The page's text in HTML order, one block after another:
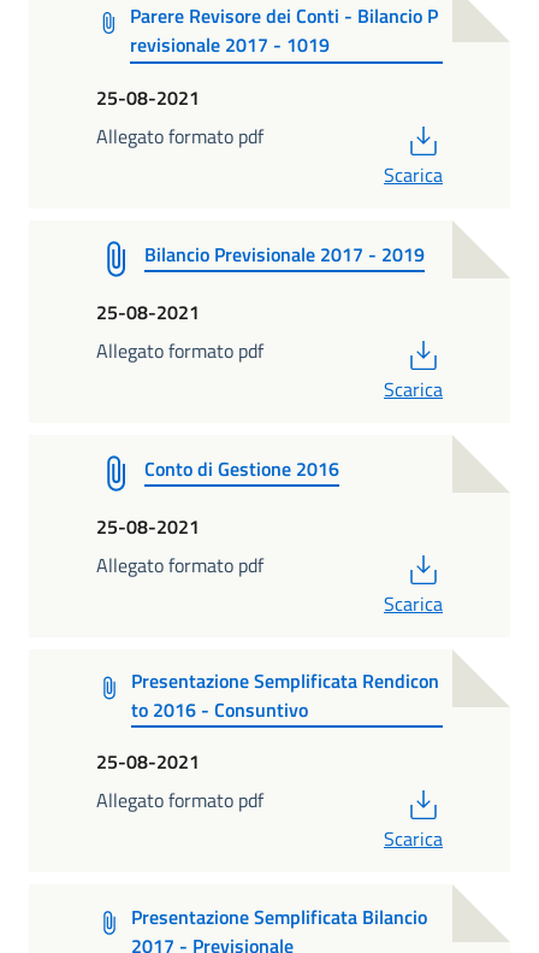
Parere Revisore dei Conti - Bilancio P
revisionale 2017 - 1019
25-08-2021
Allegato formato pdf
Scarica
Bilancio Previsionale 2017 - 2019
25-08-2021
Allegato formato pdf
Scarica
Conto di Gestione 2016
25-08-2021
Allegato formato pdf
Scarica
Presentazione Semplificata Rendicon
to 2016 - Consuntivo
25-08-2021
Allegato formato pdf
Scarica
Presentazione Semplificata Bilancio
2017 - Previsionale